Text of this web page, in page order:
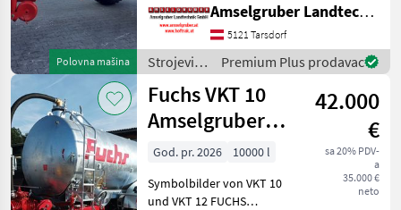
Polovna mašina
(Stärkste Materialstärken +
Beste Materialen und Beste
Komponenten der
führenden TOP Hersteller!)
Sei
Amselgruber Landtechnik GmbH
5121 Tarsdorf
Strojevi
za
đubrenje,
gnojenje i
navodnjavanje
/ Fuchs
Premium Plus prodavac
Fuchs VKT 10
Amselgruber
EDITION
42.000
€
sa 20% PDV-
a
35.000 €
neto
God. pr. 2026
10000 l
Symbolbilder von VKT 10
und VKT 12 FUCHS